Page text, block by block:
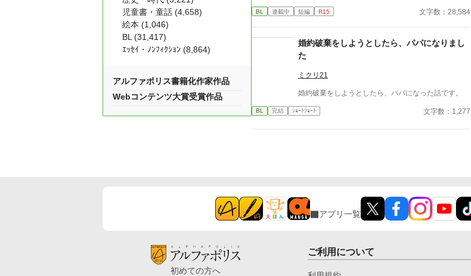
面で歓迎されるどころか冷たく突き放されてしまう。
『必要最低限関わるな』 『愛人を作るな』 『男遊び
済する条件を言われたラキは、学園で令息たちとの交
流を満喫中。 褒め上手なラキの周りには可愛い令息
が集まり、推し活状態に。 一方、ディートリヒだけ
が嫉妬で胃を痛める日々。 ラキへの恋心を隠し続け
BL 連載中 短編 R15 文字数：28,584
婚約破棄をしようとしたら、パパになりまし
た
ミクリ21
婚約破棄をしようとしたら、パパになった話です。
BL 完結 ｼｮｰﾄｼｮｰﾄ 文字数：1,277
児童書・童話 (4,658)
絵本 (1,046)
BL (31,417)
ｴｯｾｲ・ﾉﾝﾌｨｸｼｮﾝ (8,864)
アルファポリス書籍化作家作品
Webコンテンツ大賞受賞作品
アプリ一覧
初めての方へ
ご利用について